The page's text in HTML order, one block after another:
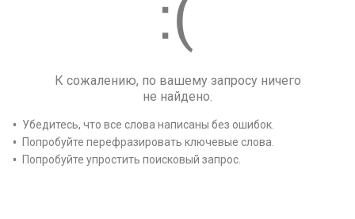
К сожалению, по вашему запросу ничего
не найдено.
Убедитесь, что все слова написаны без ошибок.
Попробуйте перефразировать ключевые слова.
Попробуйте упростить поисковый запрос.